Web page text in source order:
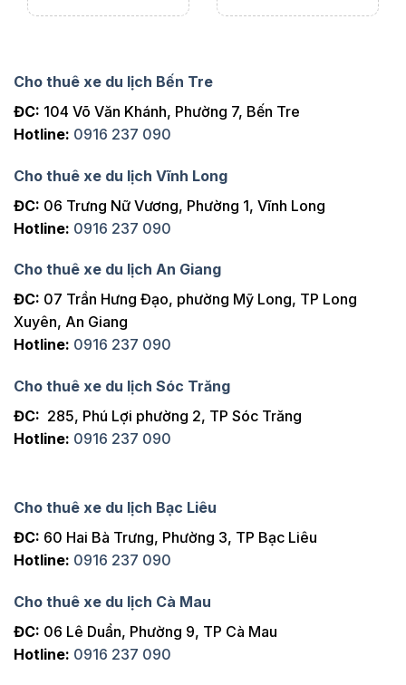
Cho thuê xe du lịch Bến Tre
ĐC: 104 Võ Văn Khánh, Phường 7, Bến Tre
Hotline: 0916 237 090
Cho thuê xe du lịch Vĩnh Long
ĐC: 06 Trưng Nữ Vương, Phường 1, Vĩnh Long
Hotline: 0916 237 090
Cho thuê xe du lịch An Giang
ĐC: 07 Trần Hưng Đạo, phường Mỹ Long, TP Long
Xuyên, An Giang
Hotline: 0916 237 090
Cho thuê xe du lịch Sóc Trăng
ĐC: 285, Phú Lợi phường 2, TP Sóc Trăng
Hotline: 0916 237 090
Cho thuê xe du lịch Bạc Liêu
ĐC: 60 Hai Bà Trưng, Phường 3, TP Bạc Liêu
Hotline: 0916 237 090
Cho thuê xe du lịch Cà Mau
ĐC: 06 Lê Duẩn, Phường 9, TP Cà Mau
Hotline: 0916 237 090